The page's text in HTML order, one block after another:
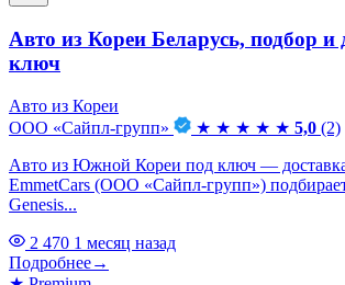
Авто из Кореи Беларусь, подбор и
ключ
Авто из Кореи
ООО «Сайпл-групп»
★ ★ ★ ★ ★ 5,0 (2)
Авто из Южной Кореи под ключ — доставка
EmmetCars (ООО «Сайпл-групп»)
Genesis...
2 470 1 месяц назад
Подробнее→